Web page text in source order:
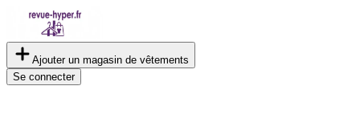
Ajouter un magasin de vêtements
Se connecter